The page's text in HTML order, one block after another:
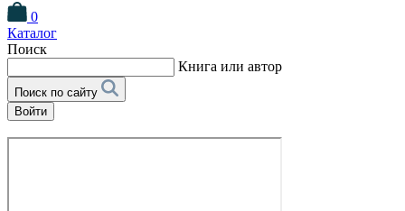
0
Каталог
Поиск
Книга или автор
Поиск по сайту
Войти